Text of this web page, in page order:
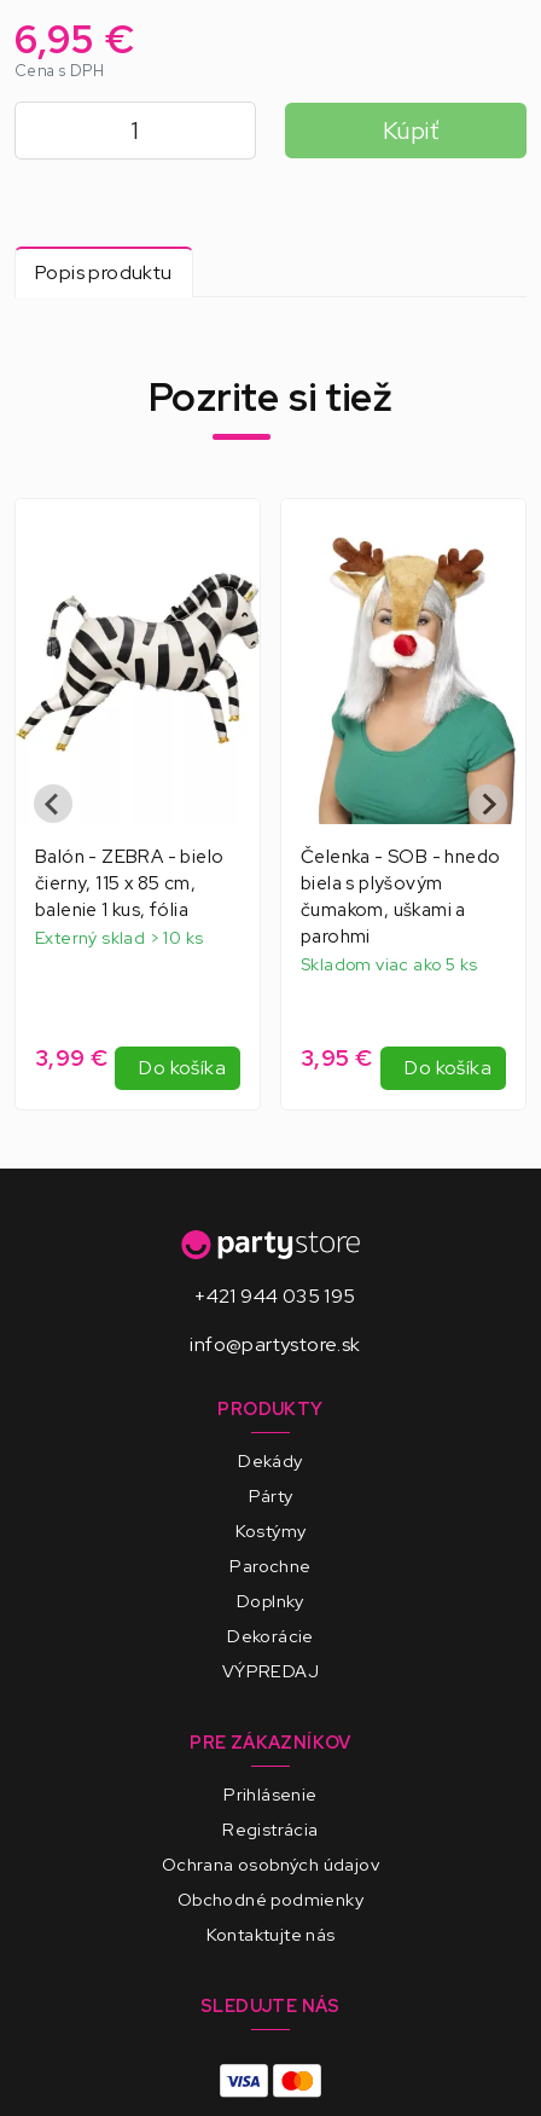
6,95 €
Cena s DPH
Kúpiť
Popis produktu
Pozrite si tiež
Balón - ZEBRA - bielo
čierny, 115 x 85 cm,
balenie 1 kus, fólia
Externý sklad > 10 ks
3,99 € Do košíka
Čelenka - SOB - hnedo
biela s plyšovým
čumakom, uškami a
parohmi
Skladom viac ako 5 ks
3,95 € Do košíka
+421 944 035 195
info@partystore.sk
PRODUKTY
Dekády
Párty
Kostýmy
Parochne
Doplnky
Dekorácie
VÝPREDAJ
PRE ZÁKAZNÍKOV
Prihlásenie
Registrácia
Ochrana osobných údajov
Obchodné podmienky
Kontaktujte nás
SLEDUJTE NÁS